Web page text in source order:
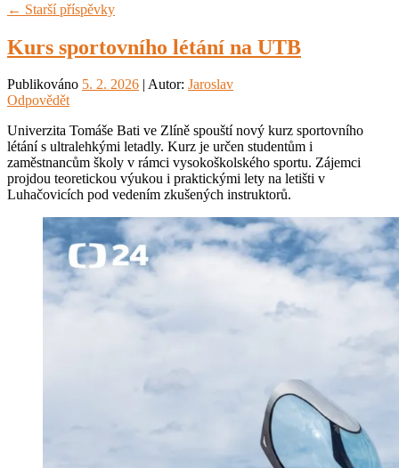
← Starší příspěvky
Kurs sportovního létání na UTB
Publikováno 5. 2. 2026 | Autor: Jaroslav
Odpovědět
Univerzita Tomáše Bati ve Zlíně spouští nový kurz sportovního
létání s ultralehkými letadly. Kurz je určen studentům i
zaměstnancům školy v rámci vysokoškolského sportu. Zájemci
projdou teoretickou výukou i praktickými lety na letišti v
Luhačovicích pod vedením zkušených instruktorů.